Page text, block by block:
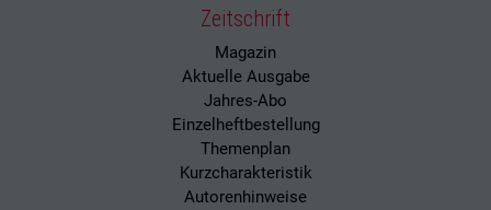
Zeitschrift
Magazin
Aktuelle Ausgabe
Jahres-Abo
Einzelheftbestellung
Themenplan
Kurzcharakteristik
Autorenhinweise